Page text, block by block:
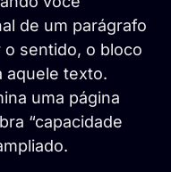
de um parágrafo
sentido, o bloco
aquele texto.
uma página
“capacidade